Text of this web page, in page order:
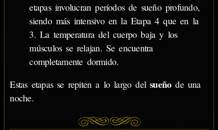
etapas involucran períodos de sueño profundo,
siendo más intensivo en la Etapa 4 que en la
3. La temperatura del cuerpo baja y los
músculos se relajan. Se encuentra
completamente dormido.
Estas etapas se repiten a lo largo delsueño de una
noche.